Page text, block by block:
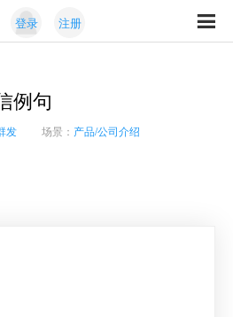
登录 注册
例句
发 场景： 产品/公司介绍